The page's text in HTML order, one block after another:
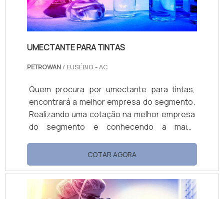
UMECTANTE PARA TINTAS
PETROWAN / EUSÉBIO - AC
Quem procura por umectante para tintas,
encontrará a melhor empresa do segmento.
Realizando uma cotação na melhor empresa
do segmento e conhecendo a maior
OUTRAS INFORMAÇÕES SOBRE UMECTANTE
PARA TINTAS Se alguém quer achar
umectante para tintas em uma empresa
altamente qualificada, encontra na Petrowan.
COTAR AGORA